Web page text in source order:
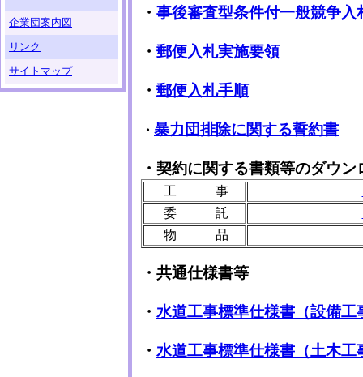
企業団案内図
リンク
サイトマップ
・ 事後審査型条件付一般競争入
・ 郵便入札実施要領
・ 郵便入札手順
・ 暴力団排除に関する誓約書
・ 契約に関する書類等のダウン
工 事
委 託
物 品
・共通仕様書等
・ 水道工事標準仕様書（設備工
・ 水道工事標準仕様書（土木工